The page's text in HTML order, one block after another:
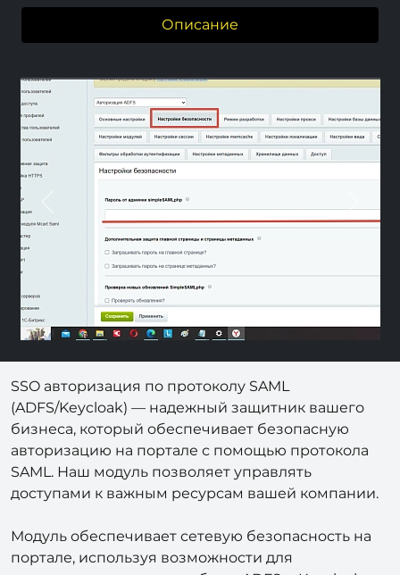
Описание
Previous
SSO авторизация по протоколу SAML
(ADFS/Keycloak) — надежный защитник вашего
бизнеса, который обеспечивает безопасную
авторизацию на портале с помощью протокола
SAML. Наш модуль позволяет управлять
Модуль обеспечивает сетевую безопасность на